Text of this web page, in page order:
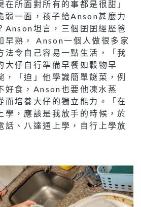
所面對所有的事都是很甜」
弱一面，孩子給Anson甚麼力
Anson坦言，三個囝囝經歷爸
早熟， Anson一個人做很多家
法令自己容易一點生活，「我
大仔自行準備早餐如穀物早
，「迫」他學識簡單餸菜，例
好食，Anson也要他凍水蒸
而培養大仔的獨立能力。「在
學，應該是我放手的時候，於
話、八達通上學，自行上學放